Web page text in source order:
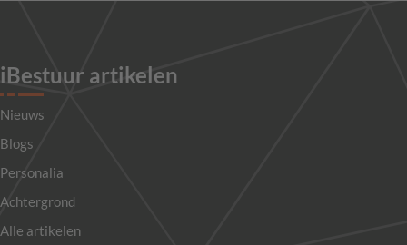
iBestuur artikelen
Nieuws
Blogs
Personalia
Achtergrond
Alle artikelen